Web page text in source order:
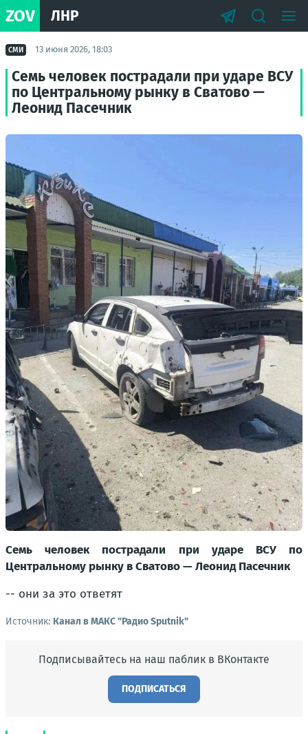
ZOV ЛНР
СМИ 13 июня 2026, 18:03
Семь человек пострадали при ударе ВСУ
по Центральному рынку в Сватово —
Леонид Пасечник
Семь человек пострадали при ударе ВСУ по
Центральному рынку в Сватово — Леонид Пасечник
-- они за это ответят
Источник: Канал в МАКС "Радио Sputnik"
Подписывайтесь на наш паблик в ВКонтакте
ПОДПИСАТЬСЯ